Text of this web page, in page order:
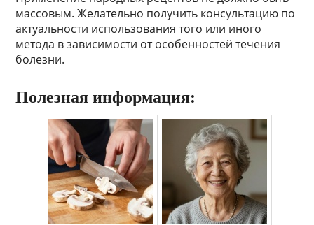
массовым. Желательно получить консультацию по
актуальности использования того или иного
метода в зависимости от особенностей течения
болезни.
Полезная информация: